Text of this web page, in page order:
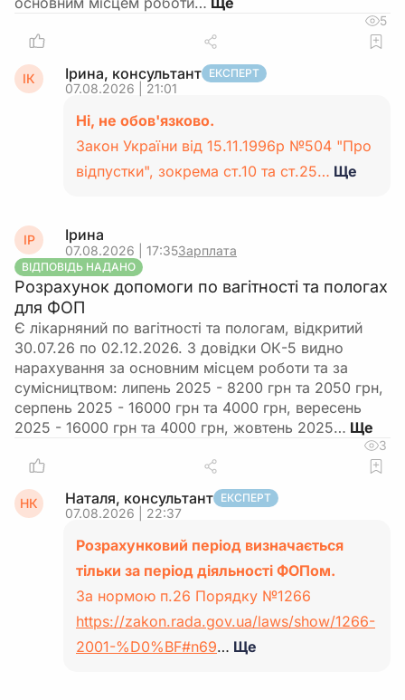
5
ІК Ірина, консультант ЕКСПЕРТ
07.08.2026 | 21:01
Ні, не обов'язково.
Закон України від 15.11.1996р №504 "Про
відпустки", зокрема ст.10 та ст.25… Ще
ІР Ірина
07.08.2026 | 17:35Зарплата
ВІДПОВІДЬ НАДАНО
Розрахунок допомоги по вагітності та пологах
для ФОП
Є лікарняний по вагітності та пологам, відкритий
30.07.26 по 02.12.2026. З довідки ОК-5 видно
нарахування за основним місцем роботи та за
сумісництвом: липень 2025 - 8200 грн та 2050 грн,
серпень 2025 - 16000 грн та 4000 грн, вересень
2025 - 16000 грн та 4000 грн, жовтень 2025…
3
НК Наталя, консультант ЕКСПЕРТ
07.08.2026 | 22:37
Розрахунковий період визначається
тільки за період діяльності ФОПом.
За нормою п.26 Порядку №1266
https://zakon.rada.gov.ua/laws/show/1266-
2001-%D0%BF#n69… Ще